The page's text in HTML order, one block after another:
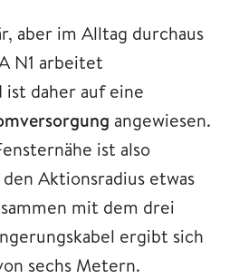
aber im Alltag durchaus
N1 arbeitet
ist daher auf eine
angewiesen.
ist also
Aktionsradius etwas
mit dem drei
ergibt sich
sechs Metern.